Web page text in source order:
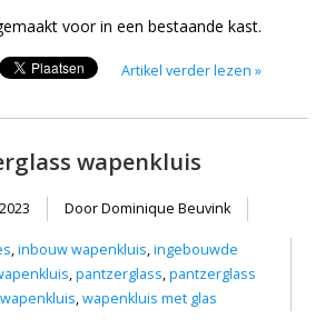
voor in een bestaande kast.
Artikel verder lezen »
wapenkluis
Door Dominique Beuvink
,inbouw wapenkluis,ingebouwde
,pantzerglass,pantzerglass
wapenkluis,wapenkluis met glas